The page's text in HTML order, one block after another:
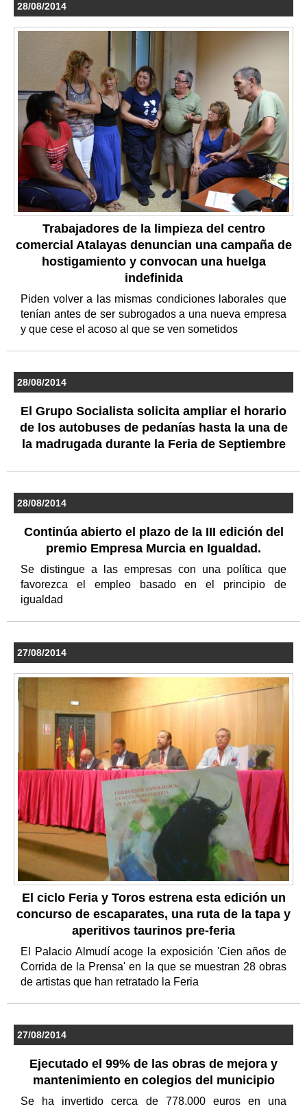
28/08/2014
Trabajadores de la limpieza del centro
comercial Atalayas denuncian una campaña de
hostigamiento y convocan una huelga
indefinida
Piden volver a las mismas condiciones laborales que
tenían antes de ser subrogados a una nueva empresa
y que cese el acoso al que se ven sometidos
28/08/2014
El Grupo Socialista solicita ampliar el horario
de los autobuses de pedanías hasta la una de
la madrugada durante la Feria de Septiembre
28/08/2014
Continúa abierto el plazo de la III edición del
premio Empresa Murcia en Igualdad.
Se distingue a las empresas con una política que
favorezca el empleo basado en el principio de
igualdad
27/08/2014
El ciclo Feria y Toros estrena esta edición un
concurso de escaparates, una ruta de la tapa y
aperitivos taurinos pre-feria
El Palacio Almudí acoge la exposición 'Cien años de
Corrida de la Prensa' en la que se muestran 28 obras
de artistas que han retratado la Feria
27/08/2014
Ejecutado el 99% de las obras de mejora y
mantenimiento en colegios del municipio
Se ha invertido cerca de 778.000 euros en una